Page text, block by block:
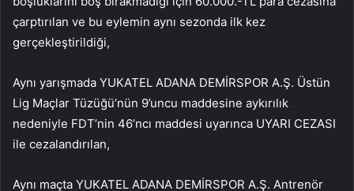
çarptırılan ve bu eylemin aynı sezonda ilk kez
gerçekleştirildiği,
Aynı yarışmada YUKATEL ADANA DEMİRSPOR A.Ş. Üstün
Lig Maçlar Tüzüğü’nün 9’uncu maddesine aykırılık
nedeniyle FDT’nin 46’ncı maddesi uyarınca UYARI CEZASI
ile cezalandırılan,
Aynı maçta YUKATEL ADANA DEMİRSPOR A.Ş. Antrenör